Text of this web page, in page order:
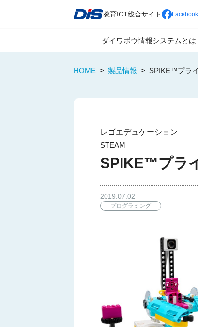
教育ICT総合サイト Facebook
ダイワボウ情報システムとは
HOME > 製品情報 > SPIKE™プラ
レゴエデュケーション
STEAM
SPIKE™プラ
2019.07.02
プログラミング